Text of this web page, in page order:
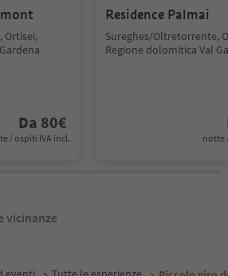
Ortisei,
Da 80€
/ ospiti IVA incl.
Residence Palmai
Sureghes/Oltretorrente,
Regione dolomitica Val
notte
vicinanze